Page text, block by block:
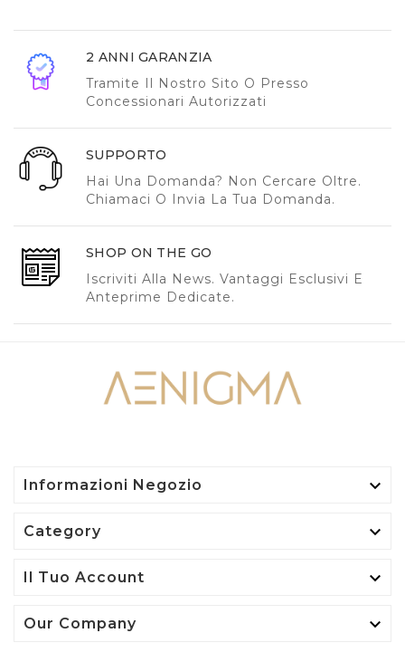
2 ANNI GARANZIA
Tramite Il Nostro Sito O Presso
Concessionari Autorizzati
SUPPORTO
Hai Una Domanda? Non Cercare Oltre.
Chiamaci O Invia La Tua Domanda.
SHOP ON THE GO
Iscriviti Alla News. Vantaggi Esclusivi E
Anteprime Dedicate.
Informazioni Negozio 
Category 
Il Tuo Account 
Our Company 